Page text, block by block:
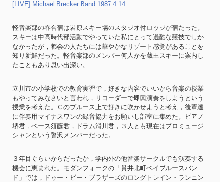
[LIVE] Michael Brecker Band 1987 4 14
軽音楽部の春合宿は岩原スキー場のスタジオ付ロッジが宿だった。
スキーは中高時代部活動でやっていた私にとって過酷な競技でしか
なかったが，都会の人たちには華やかなリゾート感覚があることを
知り新鮮だった。軽音楽部のメンバー何人かを蔵王スキーに案内し
たこともあり思い出深い。
立川市の小学校での教育実習で，好きな内容でいいから音楽の授業
もやってみなさいと言われ，リコーダーで即興演奏をしようという
授業を考えた。Ｃのブルース上で好きに吹かせようと考え，後輩達
に伴奏用マイナスワンの録音協力をお願いし部室に集めた。ピアノ
堺君，ベース須藤君，ドラム滑川君，３人とも現在はプロミュージ
シャンという贅沢メンバーだった。
３年目ぐらいからだったか，学内外の他音楽サークルでも演奏する
機会に恵まれた。モダンフォークの「貫井北町ベイブルースバン
ド」では，ドゥー・ビー・ブラザーズのロングトレイン・ランニン